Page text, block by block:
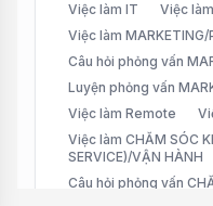
Việc làm IT
Việc
Việc làm MARKETING/
Câu hỏi phỏng vấn
Luyện phỏng vấn
Việc làm Remote
Việc làm CHĂM SÓC
SERVICE)/VẬN HÀNH
Câu hỏi phỏng vấn